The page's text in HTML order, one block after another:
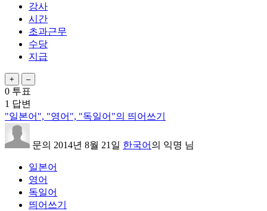
강사
시간
초과근무
수당
지급
0 투표
1 답변
"일본어", "영어", "독일어"의 띄어쓰기
문의 2014년 8월 21일 한국어 의 익명 님
일본어
영어
독일어
띄어쓰기